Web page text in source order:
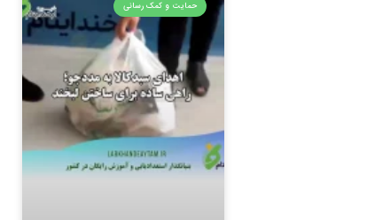
حمایت و کمک رسانی